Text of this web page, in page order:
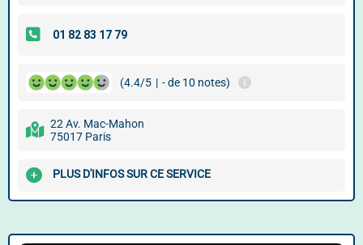
(4.4/5 | - de 10 notes)
22 Av. Mac-Mahon
75017 Paris
PLUS D'INFOS SUR CE SERVICE